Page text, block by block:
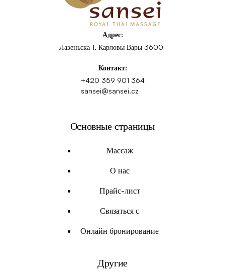
Адрес:
Лазеньска 1, Карловы Вары 36001
Контакт:
+420 359 901 364
sansei@sansei.cz
Основные страницы
Массаж
О нас
Прайс-лист
Связаться с
Онлайн бронирование
Другие